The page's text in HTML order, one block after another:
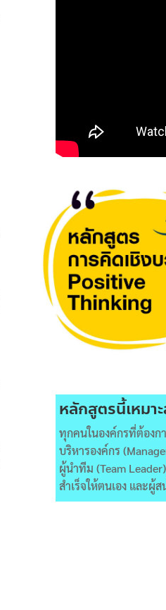
หลักสูตรนี้เหมา
ทุกคนในองค์กรที่ต้องก
บริหารองค์กร
ผู้นำทีม (Team Leader)
สำเร็จให้ตนเอง และผู้